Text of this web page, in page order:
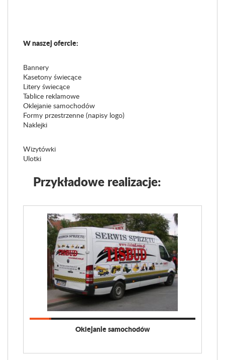
W naszej ofercie:
Bannery
Kasetony świecące
Litery świecące
Tablice reklamowe
Oklejanie samochodów
Formy przestrzenne (napisy logo)
Naklejki
Wizytówki
Ulotki
Przykładowe realizacje:
Oklejanie samochodów